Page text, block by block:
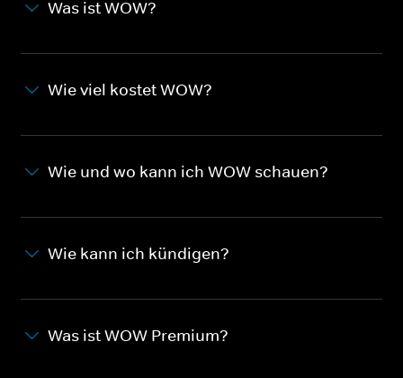
Was ist WOW?
Wie viel kostet WOW?
Wie und wo kann ich WOW schauen?
Wie kann ich kündigen?
Was ist WOW Premium?